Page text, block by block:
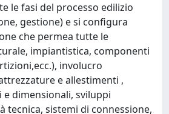
le fasi del processo edilizio
gestione) e si configura
che permea tutte le
impiantistica, componenti
involucro
e allestimenti ,
dimensionali, sviluppi
tecnica, sistemi di connessione,